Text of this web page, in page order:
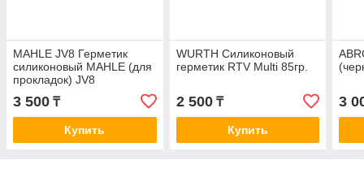
MAHLE JV8 Герметик
силиконовый MAHLE (для
прокладок) JV8
3 500 ₸
Купить
WURTH Силиконовый
герметик RTV Multi 85гр.
2 500₸
Купить
3